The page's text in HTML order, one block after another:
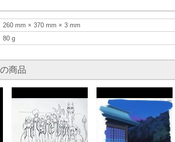
260 mm × 370 mm × 3 mm
80 g
商品